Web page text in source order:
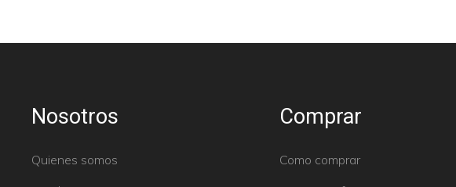
Nosotros
Quienes somos
Comprar
Como comprar